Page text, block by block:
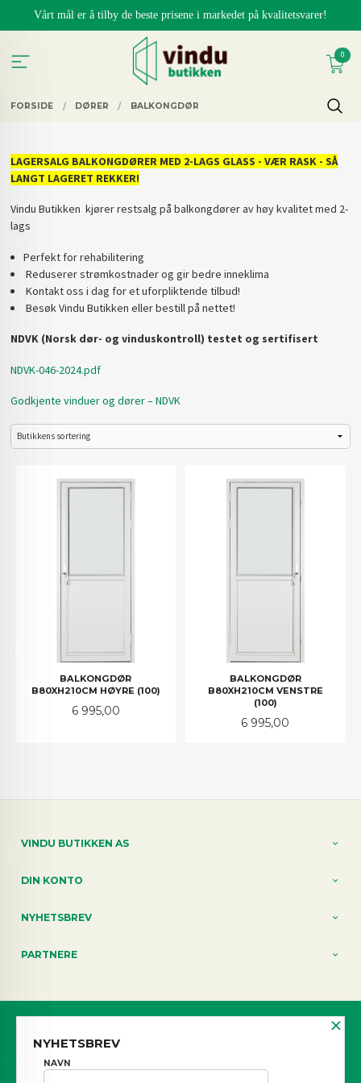
Vårt mål er å tilby de beste prisene i markedet på kvalitetsvarer!
0
FORSIDE DØRER BALKONGDØR
LAGERSALG BALKONGDØRER MED 2-LAGS GLASS - VÆR RASK - SÅ
LANGT LAGERET REKKER!
Vindu Butikken kjører restsalg på balkongdører av høy kvalitet med 2-
lags
Perfekt for rehabilitering
Reduserer strømkostnader og gir bedre inneklima
Kontakt oss i dag for et uforpliktende tilbud!
Besøk Vindu Butikken eller bestill på nettet!
NDVK (Norsk dør- og vinduskontroll) testet og sertifisert
NDVK-046-2024.pdf
Godkjente vinduer og dører – NDVK
BALKONGDØR
B80XH210CM HØYRE (100)
Pris
6 995,00
BALKONGDØR
B80XH210CM VENSTRE
(100)
Pris
6 995,00
VINDU BUTIKKEN AS
DIN KONTO
NYHETSBREV
PARTNERE
FRAKT
×
NYHETSBREV
NAVN